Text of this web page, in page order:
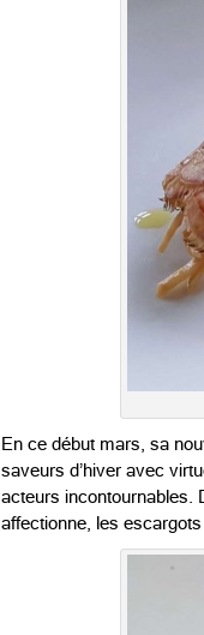
En ce début mars, sa
saveurs d’hiver avec
acteurs incontournables.
affectionne, les